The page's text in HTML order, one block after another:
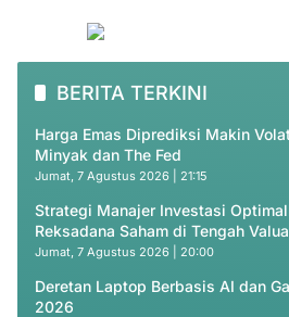
BERITA TERKINI
Harga Emas Diprediksi Makin
Minyak dan The Fed
Jumat, 7 Agustus 2026 | 21:15
Strategi Manajer Investasi
Reksadana Saham di Tengah
Jumat, 7 Agustus 2026 | 20:00
Deretan Laptop Berbasis AI dan
2026